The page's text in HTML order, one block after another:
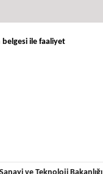
belgesi ile faaliyet